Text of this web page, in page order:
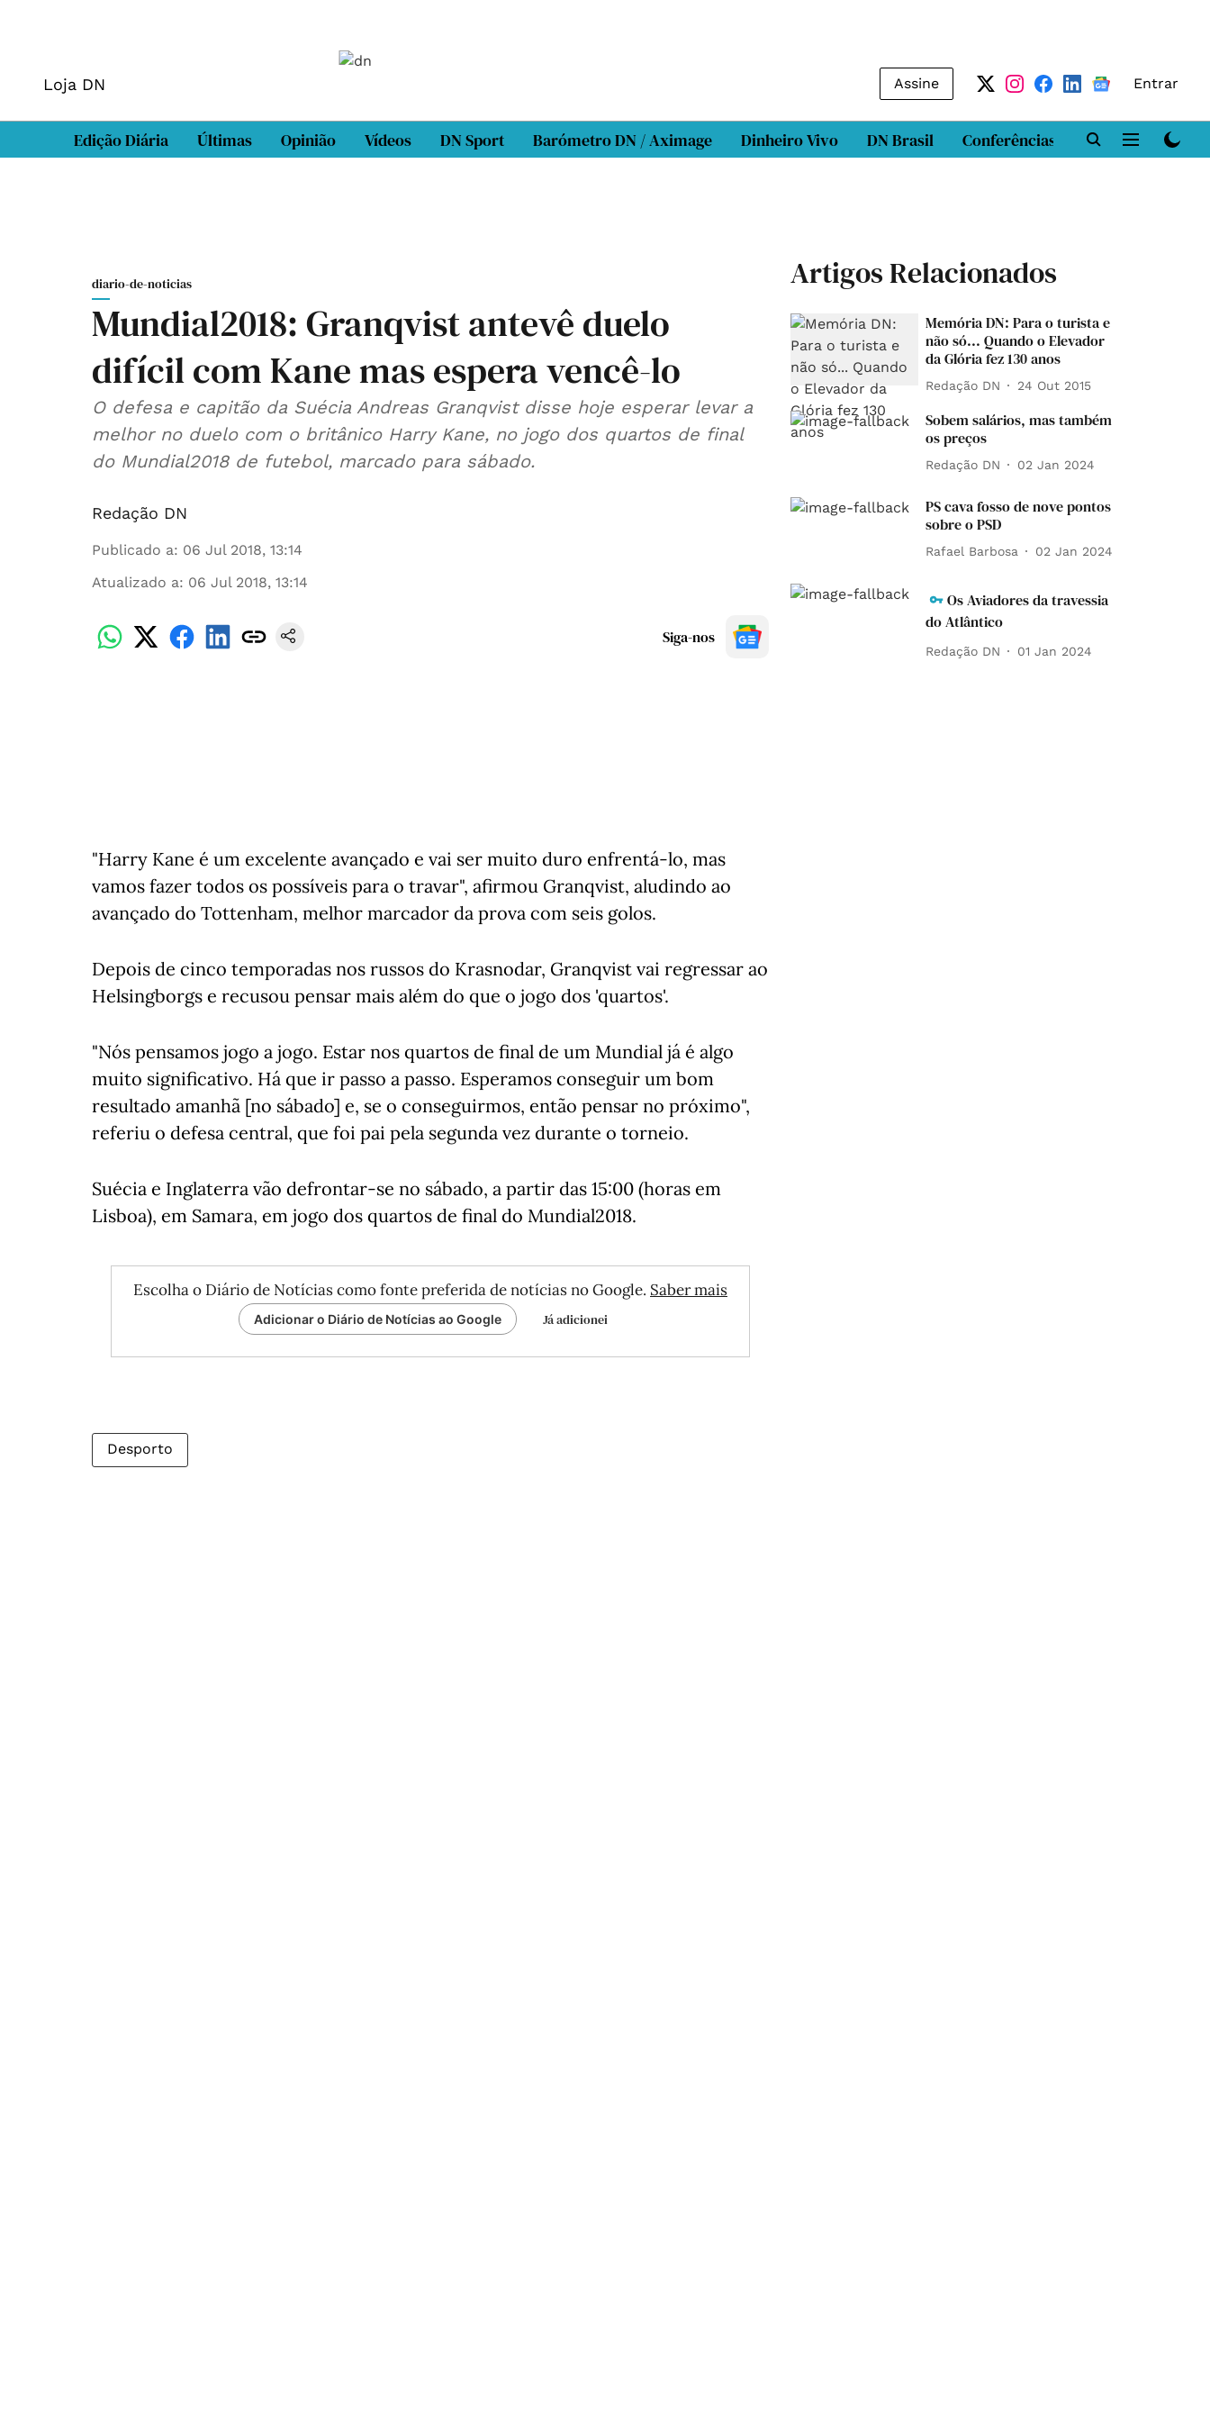
Loja DN Assine Entrar
Edição Diária Últimas Opinião Vídeos DN Sport Barómetro DN / Aximage Dinheiro Vivo DN Brasil Conferências DN LAB
diario-de-noticias
Mundial2018: Granqvist antevê duelo
difícil com Kane mas espera vencê-lo
O defesa e capitão da Suécia Andreas Granqvist disse hoje esperar levar a
melhor no duelo com o britânico Harry Kane, no jogo dos quartos de final
do Mundial2018 de futebol, marcado para sábado.
Redação DN
Publicado a: 06 Jul 2018, 13:14
Atualizado a: 06 Jul 2018, 13:14
Siga-nos
"Harry Kane é um excelente avançado e vai ser muito duro enfrentá-lo, mas
vamos fazer todos os possíveis para o travar", afirmou Granqvist, aludindo ao
avançado do Tottenham, melhor marcador da prova com seis golos.
Depois de cinco temporadas nos russos do Krasnodar, Granqvist vai regressar ao
Helsingborgs e recusou pensar mais além do que o jogo dos 'quartos'.
"Nós pensamos jogo a jogo. Estar nos quartos de final de um Mundial já é algo
muito significativo. Há que ir passo a passo. Esperamos conseguir um bom
resultado amanhã [no sábado] e, se o conseguirmos, então pensar no próximo",
referiu o defesa central, que foi pai pela segunda vez durante o torneio.
Suécia e Inglaterra vão defrontar-se no sábado, a partir das 15:00 (horas em
Lisboa), em Samara, em jogo dos quartos de final do Mundial2018.
Escolha o Diário de Notícias como fonte preferida de notícias no Google. Saber mais
Adicionar o Diário de Notícias ao Google Já adicionei
Desporto
Artigos Relacionados
Memória DN: Para o turista e
não só... Quando o Elevador
da Glória fez 130 anos
Redação DN 24 Out 2015
Sobem salários, mas também
os preços
Redação DN 02 Jan 2024
PS cava fosso de nove pontos
sobre o PSD
Rafael Barbosa 02 Jan 2024
Os Aviadores da travessia
do Atlântico
Redação DN 01 Jan 2024